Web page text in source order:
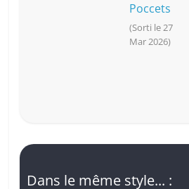
Poccets
(Sorti le 27
Mar 2026)
Dans le même style... :